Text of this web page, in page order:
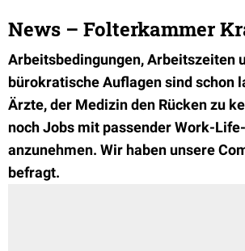
News – Folterkammer
Arbeitsbedingungen, Arbeitszeiten
bürokratische Auflagen sind schon
Ärzte, der Medizin den Rücken zu
noch Jobs mit passender Work-
anzunehmen. Wir haben unsere
befragt.